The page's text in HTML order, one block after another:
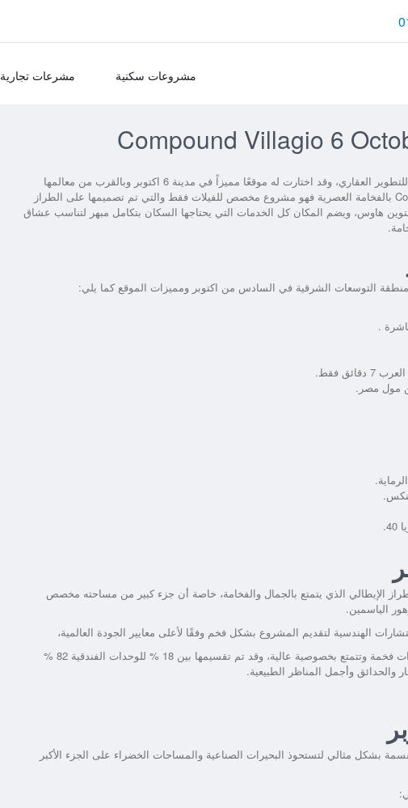
مشروعات سكنية مشرعات تجارية
كمبوند فيلاجيو اكتوبر هو أحدث طرح أعلنت عنه شركة مدن للتطوير العقاري، وقد اختارت له موقعًا مميزاً في مدينة 6 اكتوبر وبالقرب من معالمها
الحيوية ومراكز التسوق، ويتميز Compound Villagio 6 October بالفخامة العصرية فهو مشروع مخصص للفيلات فقط والتي تم تصميمها على الطراز
هاوس، ويضم المكان كل الخدمات التي يحتاجها السكان بتكامل مبهر لتناسب عشاق
التوسعات الشرقية في السادس من اكتوبر ومميزات الموقع كما يلي:
فقط.
الإيطالي الذي يتمتع بالجمال والفخامة، خاصة أن جزء كبير من مساحته مخصص
الياسمين.
الهندسية لتقديم المشروع بشكل فخم وفقًا لأعلى معايير الجودة العالمية،
أجواء الحياة في كمبوند فيلاجيو 6 اكتوبر هادئة وجميع الوحدات فخمة وتتمتع بخصوصية عالية، وقد تم تقسيمها بين 18 % للوحدات الفندقية 82 %
والحدائق وأجمل المناظر الطبيعية.
كبيرة تصل إلى 40 فدان، وهي مقسمة بشكل مثالي لتستحوذ البحيرات الصناعية والمساحات الخضراء على الجزء الأكبر